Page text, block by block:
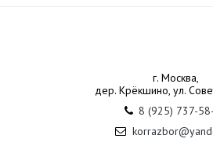
г. Москва,
дер. Крёкшино, ул.
8 (925) 737-